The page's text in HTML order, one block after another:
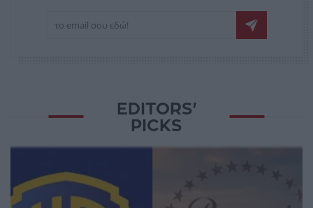
EDITORS'
PICKS